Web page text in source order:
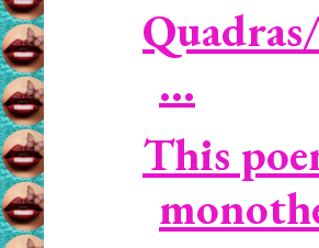
...
This